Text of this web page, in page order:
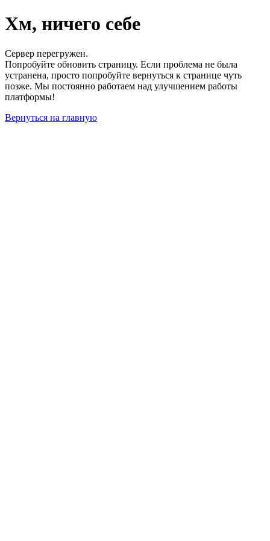
Хм, ничего себе
Сервер перегружен.
Попробуйте обновить страницу. Если проблема не была
устранена, просто попробуйте вернуться к странице чуть
позже. Мы постоянно работаем над улучшением работы
платформы!
Вернуться на главную